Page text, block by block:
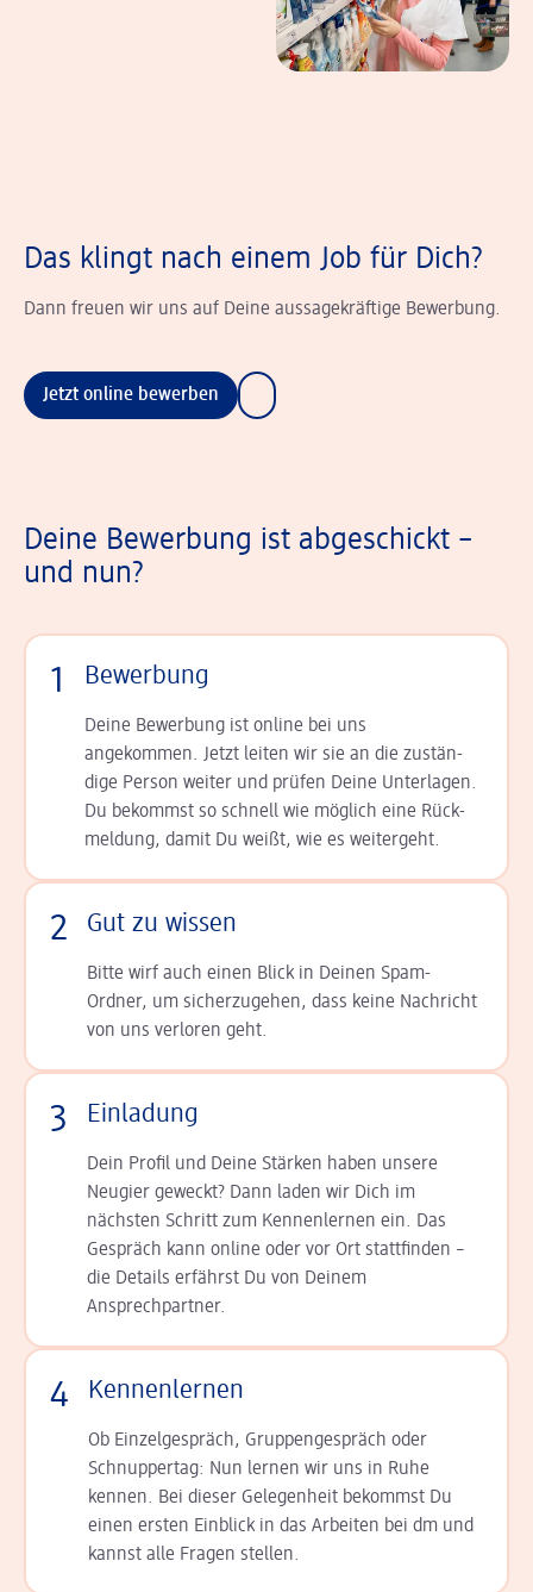
Das klingt nach einem Job für Dich?
Dann freuen wir uns auf Deine aussagekräftige Bewerbung.
Jetzt online bewerben
Deine Bewerbung ist abgeschickt –
und nun?
1 Bewerbung
Deine Bewerbung ist online bei uns
angekommen. Jetzt leiten wir sie an die zu­stän­
dige Person weiter und prüfen Deine Unterlagen.
Du bekommst so schnell wie möglich eine Rück­
meldung, damit Du weißt, wie es weitergeht.
2 Gut zu wissen
Bitte wirf auch einen Blick in Deinen Spam-
Ordner, um sicherzugehen, dass keine Nachricht
von uns verloren geht.
3 Einladung
Dein Profil und Deine Stär­ken haben unsere
Neugier geweckt? Dann laden wir Dich im
nächsten Schritt zum Kennen­lernen ein. Das
Gespräch kann online oder vor Ort statt­finden –
die Details er­fährst Du von Deinem
Ansprechpartner.
4 Kennenlernen
Ob Einzelgespräch, Grup­pen­gespräch oder
Schnup­per­tag: Nun lernen wir uns in Ruhe
kennen. Bei dieser Gelegenheit bekommst Du
einen ersten Einblick in das Arbeiten bei dm und
kannst alle Fragen stellen.